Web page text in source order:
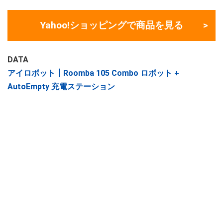
Yahoo!ショッピングで商品を見る
DATA
アイロボット┃Roomba 105 Combo ロボット +
AutoEmpty 充電ステーション